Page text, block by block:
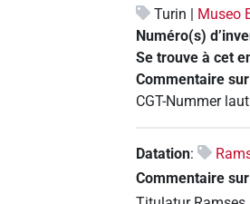
Turin | Museo
Numéro(s)
Se trouve à cet
Commentaire
CGT-Nummer
Datation:
Commentaire